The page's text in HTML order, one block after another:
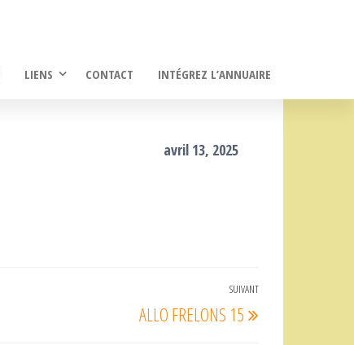
LIENS CONTACT INTÉGREZ L’ANNUAIRE
avril 13, 2025
Article
SUIVANT
ALLO FRELONS 15